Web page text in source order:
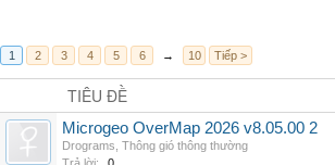
1 2 3 4 5 6 → 10 Tiếp >
TIÊU ĐỀ
Microgeo OverMap 2026 v8.05.00 2
Drograms Thông gió thông thường